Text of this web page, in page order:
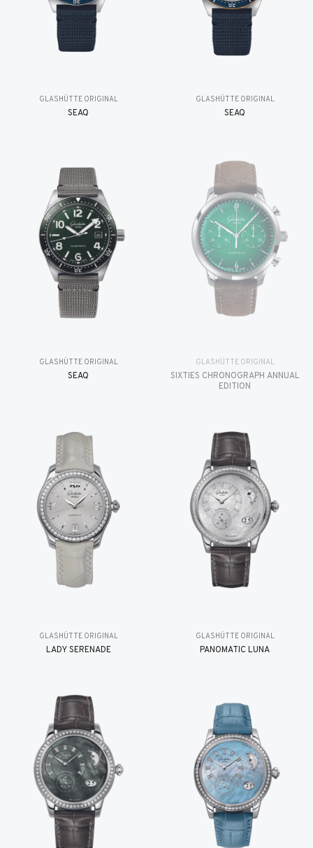
GLASHÜTTE ORIGINAL
SEAQ
GLASHÜTTE ORIGINAL
SEAQ
GLASHÜTTE ORIGINAL
SEAQ
GLASHÜTTE ORIGINAL
SIXTIES CHRONOGRAPH ANNUAL
EDITION
GLASHÜTTE ORIGINAL
LADY SERENADE
GLASHÜTTE ORIGINAL
PANOMATIC LUNA